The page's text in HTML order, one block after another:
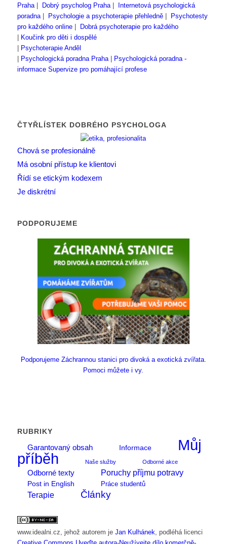
Praha| Dobrý psycholog Praha|
Internetová psychologická
poradna| Psychologie a psychoterapie přehledně|
Psychotesty
pro každého online|
Dobrá psychoterapie pro každého
Koučink pro děti i dospělé
Psychoterapie Anděl
Psychologická poradna Praha|
Psychologická poradna -
informace Supervize pro pomáhající profese
ČTYŘLÍSTEK DOBRÉHO PSYCHOLOGA
Chová se profesionálně
Má osobní přístup ke klientovi
Řídí se etickým kodexem
Je diskrétní
PODPORUJEME
Podporujeme Záchrannou stanici pro divoká a exotická zvířata.
Pomoci můžete i vy.
RUBRIKY
Garantovaný obsah
Informace
Můj
příběh
Naše služby Odborné akce
Odborné texty Poruchy příjmu potravy
Post in English Práce studentů
Terapie Články
www.idealni.cz, jehož autorem je Jan Kulhánek, podléhá licenci